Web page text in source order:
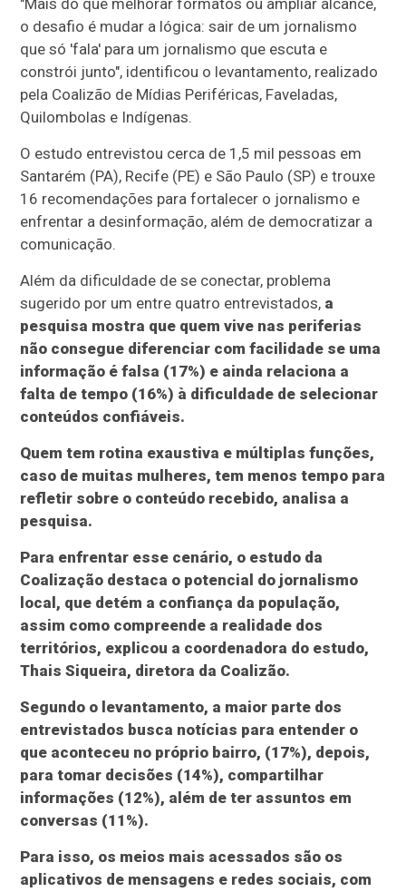
"Mais do que melhorar formatos ou ampliar alcance,
o desafio é mudar a lógica: sair de um jornalismo
que só 'fala' para um jornalismo que escuta e
constrói junto", identificou o levantamento, realizado
pela Coalizão de Mídias Periféricas, Faveladas,
Quilombolas e Indígenas.
O estudo entrevistou cerca de 1,5 mil pessoas em
Santarém (PA), Recife (PE) e São Paulo (SP) e trouxe
16 recomendações para fortalecer o jornalismo e
enfrentar a desinformação, além de democratizar a
comunicação.
Além da dificuldade de se conectar, problema
sugerido por um entre quatro entrevistados, a
pesquisa mostra que quem vive nas periferias
não consegue diferenciar com facilidade se uma
informação é falsa (17%) e ainda relaciona a
falta de tempo (16%) à dificuldade de selecionar
conteúdos confiáveis.
Quem tem rotina exaustiva e múltiplas funções,
caso de muitas mulheres, tem menos tempo para
refletir sobre o conteúdo recebido, analisa a
pesquisa.
Para enfrentar esse cenário, o estudo da
Coalização destaca o potencial do jornalismo
local, que detém a confiança da população,
assim como compreende a realidade dos
territórios, explicou a coordenadora do estudo,
Thais Siqueira, diretora da Coalizão.
Segundo o levantamento, a maior parte dos
entrevistados busca notícias para entender o
que aconteceu no próprio bairro, (17%), depois,
para tomar decisões (14%), compartilhar
informações (12%), além de ter assuntos em
conversas (11%).
Para isso, os meios mais acessados são os
aplicativos de mensagens e redes sociais, com